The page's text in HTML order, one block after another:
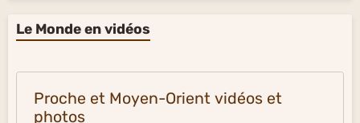
Le Monde en vidéos
Proche et Moyen-Orient vidéos et
photos